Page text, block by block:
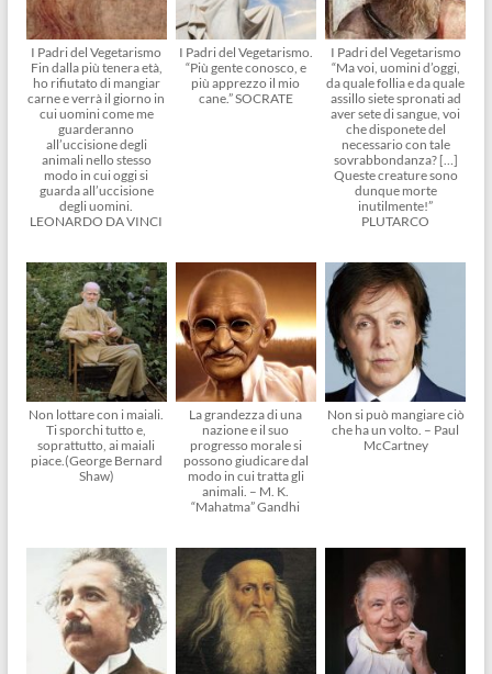
I Padri del Vegetarismo
Fin dalla più tenera età,
ho rifiutato di mangiar
carne e verrà il giorno in
cui uomini come me
guarderanno
all’uccisione degli
animali nello stesso
modo in cui oggi si
guarda all’uccisione
degli uomini.
LEONARDO DA VINCI
I Padri del Vegetarismo.
“Più gente conosco, e
più apprezzo il mio
cane.” SOCRATE
I Padri del Vegetarismo
“Ma voi, uomini d’oggi,
da quale follia e da quale
assillo siete spronati ad
aver sete di sangue, voi
che disponete del
necessario con tale
sovrabbondanza? […]
Queste creature sono
dunque morte
inutilmente!”
PLUTARCO
Non lottare con i maiali.
Ti sporchi tutto e,
soprattutto, ai maiali
piace.(George Bernard
Shaw)
La grandezza di una
nazione e il suo
progresso morale si
possono giudicare dal
modo in cui tratta gli
animali. – M. K.
“Mahatma” Gandhi
Non si può mangiare ciò
che ha un volto. – Paul
McCartney